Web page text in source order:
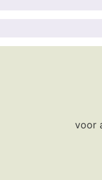
voor